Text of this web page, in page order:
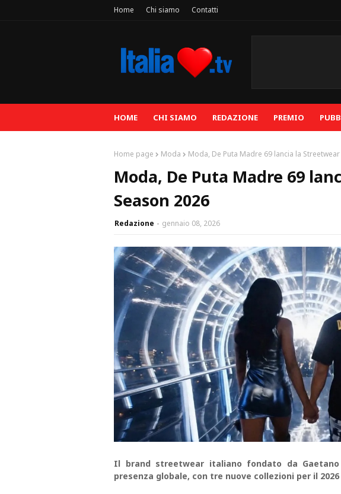
Home Chi siamo Contatti
HOME CHI SIAMO REDAZIONE PREMIO
Home page Moda Moda, De Puta Madre 69 lancia la
Moda, De Puta Madre 69
Season 2026
Redazione gennaio 08, 2026
Il brand streetwear italiano fondato da Gaetano
presenza globale, con tre nuove collezioni per il 2026